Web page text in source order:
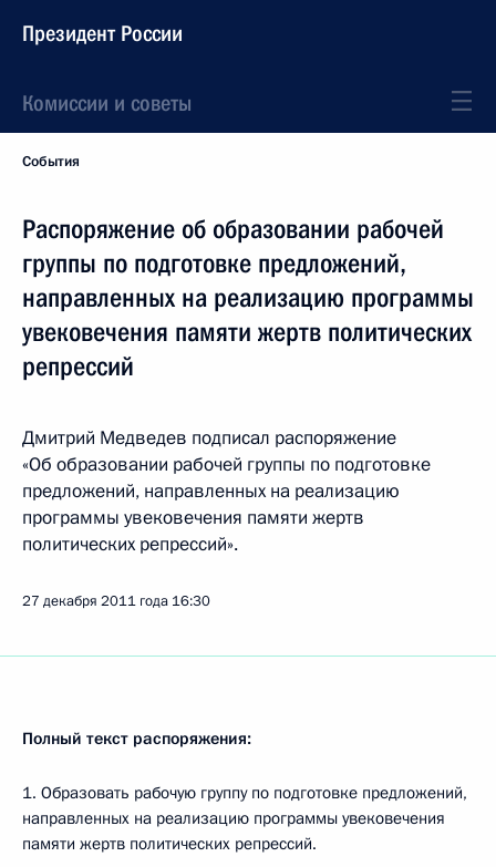
Президент России
Комиссии и советы
События
Распоряжение об образовании рабочей
группы по подготовке предложений,
направленных на реализацию программы
увековечения памяти жертв политических
репрессий
Дмитрий Медведев подписал распоряжение
«Об образовании рабочей группы по подготовке
предложений, направленных на реализацию
программы увековечения памяти жертв
политических репрессий».
27 декабря 2011 года 16:30
Полный текст распоряжения:
1. Образовать рабочую группу по подготовке предложений,
направленных на реализацию программы увековечения
памяти жертв политических репрессий.